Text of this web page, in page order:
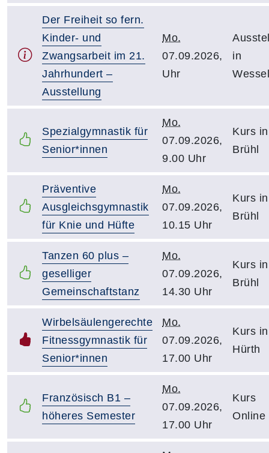
Der Freiheit so fern.
Kinder- und
Zwangsarbeit im 21.
Jahrhundert –
Ausstellung
Mo.
07.09.2026,
Uhr
in
Spezialgymnastik für
Senior*innen
Mo.
07.09.2026,
9.00 Uhr
Kurs in
Brühl
Präventive
Ausgleichsgymnastik
für Knie und Hüfte
Mo.
07.09.2026,
10.15 Uhr
Kurs in
Brühl
Tanzen 60 plus –
geselliger
Gemeinschaftstanz
Mo.
07.09.2026,
14.30 Uhr
Kurs in
Brühl
Wirbelsäulengerechte
Fitnessgymnastik für
Senior*innen
Mo.
07.09.2026,
17.00 Uhr
Kurs in
Hürth
Französisch B1 –
höheres Semester
Mo.
07.09.2026,
17.00 Uhr
Kurs
Online